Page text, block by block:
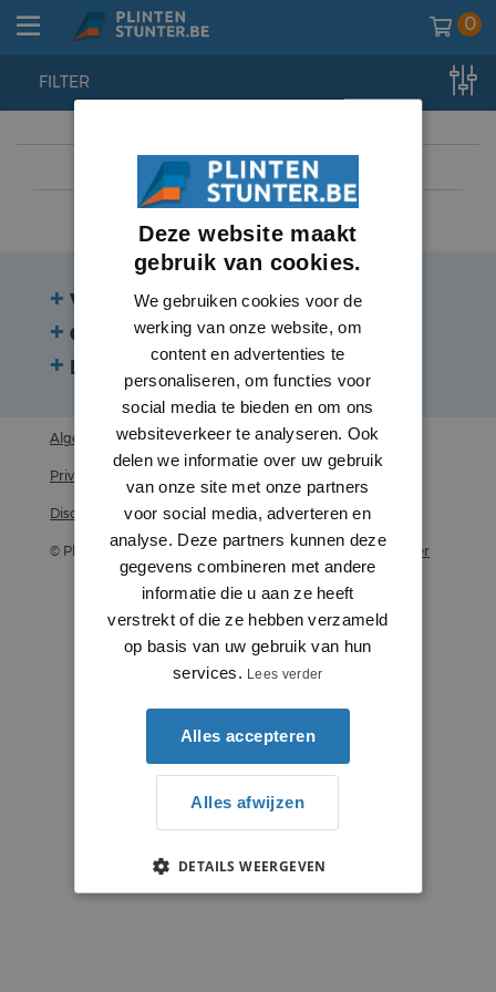
0
home //
FILTER
Veelgestelde vragen
Contact
Beoordelingen
Algemene voorwaarden
Privacy statement
Disclaimer
© Plintenstunter 2026 Profielenstunter
Deze website maakt
gebruik van cookies.
We gebruiken cookies voor de
werking van onze website, om
content en advertenties te
personaliseren, om functies voor
social media te bieden en om ons
websiteverkeer te analyseren. Ook
delen we informatie over uw gebruik
van onze site met onze partners
voor social media, adverteren en
analyse. Deze partners kunnen deze
gegevens combineren met andere
informatie die u aan ze heeft
verstrekt of die ze hebben verzameld
op basis van uw gebruik van hun
services.
Lees verder
Alles accepteren
Alles afwijzen
DETAILS WEERGEVEN